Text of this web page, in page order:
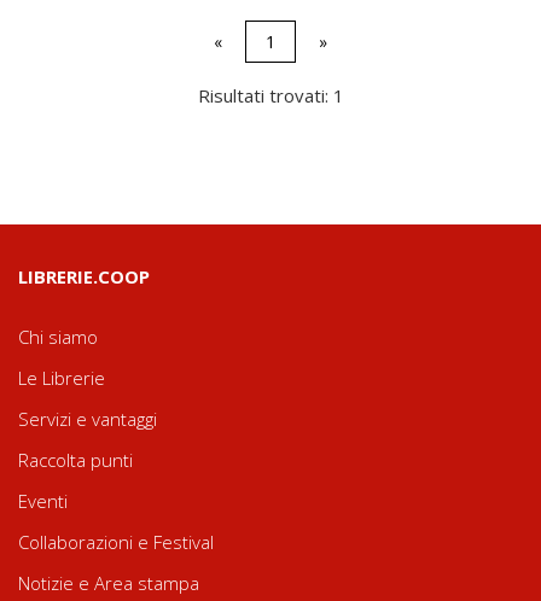
« 1 »
Risultati trovati: 1
LIBRERIE.COOP
Chi siamo
Le Librerie
Servizi e vantaggi
Raccolta punti
Eventi
Collaborazioni e Festival
Notizie e Area stampa